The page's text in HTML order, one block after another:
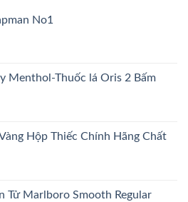
No1
Menthol-Thuốc lá Oris 2 Bấm
Hộp Thiếc Chính Hãng Chất
Tử Marlboro Smooth Regular